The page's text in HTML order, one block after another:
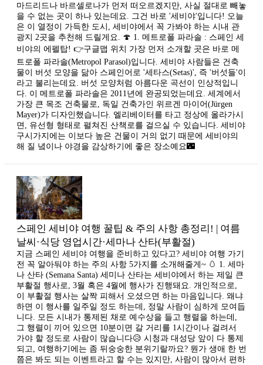
마드리드나 바르셀로나가 먼저 떠오르겠지만, 사실 절대로 빼놓
을 수 없는 곳이 하나 있는데요. 그건 바로 '세비야'입니다! ​오늘
은 이 열정이 가득한 도시, 세비야에서 꼭 가봐야 하는 시내 관
광지 2곳을 추천해 드릴게요. 🍄 1. 메트로폴 파라솔 : 스페인 세
비야의 에펠탑! 👉구글맵 위치 가장 먼저 소개할 곳은 바로 메
트로폴 파라솔(Metropol Parasol)입니다. 세비야 사람들은 건축
물이 버섯 모양을 닮아 스페인어로 '세타스(Setas)', 즉 '버섯들'이
라고 불리는데요. 버섯 모양처럼 아름다운 곡선이 인상적입니
다. 이 메트로폴 파라솔은 2011년에 완공되었는데요. 세계에서
가장 큰 목조 건축물로, 독일 건축가인 위르겐 마이어(Jürgen
Mayer)가 디자인했습니다. 엘리베이터를 타고 정상에 올라가시
면, 유선형 형태로 펼쳐진 산책로를 걸으실 수 있습니다. 세비야
구시가지에는 이보다 높은 건물이 거의 없기 때문에 세비야의
해 질 녘이나 야경을 감상하기에 좋은 장소예요🌃
스페인 세비야 여행 꿀팁 & 주의 사항 총정리! | 여름
날씨·식당 영업시간·세마나 산타(부활절)
지금 스페인 세비야 여행을 준비하고 있다고? 세비야 여행 가기
전 꼭 알아둬야 하는 주의 사항 5가지를 소개해줄게~ 🥚 1. 세마
나 산타 (Semana Santa) 세미나 산타는 세비야에서 하는 제일 큰
부활절 행사로, 3월 혹은 4월에 행사가 진행돼요. 개인적으로,
이 부활절 행사는 살짝 피해서 오셨으면 하는 마음입니다. 왜냐
하면 이 행사를 일주일 정도 하는데, 정말 사람이 심하게 모여듭
니다. 모든 시내가 통제된 채로 예수상을 들고 행렬을 하는데,
그 행렬이 끼어 있으면 10분이면 갈 거리를 1시간이나 걸려서
가야 할 정도로 사람이 많습니다😥 시청과 대성당 앞이 다 통제
되고, 여행하기에는 좀 뒤숭숭한 분위기랄까요? 뭔가 생애 한 번
쯤은 봐도 되는 이벤트라고 할 수는 있지만, 사람이 많아서 편하